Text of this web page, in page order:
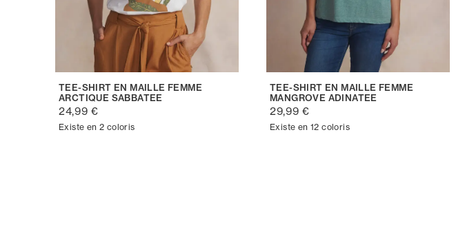
TEE-SHIRT EN MAILLE FEMME
ARCTIQUE SABBATEE
24,99 €
Existe en 2 coloris
TEE-SHIRT EN MAILLE FEMME
MANGROVE ADINATEE
29,99 €
Existe en 12 coloris